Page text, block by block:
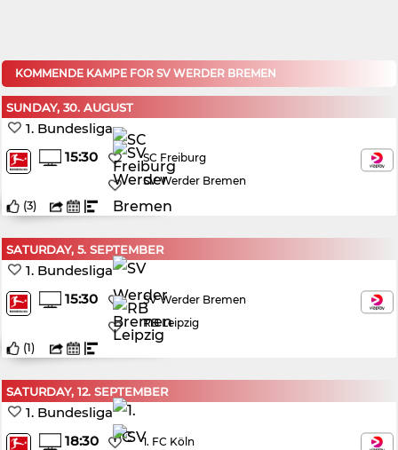
KOMMENDE KAMPE FOR SV WERDER BREMEN
SUNDAY, 30. AUGUST
1. Bundesliga
15:30
SC Freiburg
SV Werder Bremen
(3)
SATURDAY, 5. SEPTEMBER
1. Bundesliga
15:30
SV Werder Bremen
RB Leipzig
(1)
SATURDAY, 12. SEPTEMBER
1. Bundesliga
18:30
1. FC Köln